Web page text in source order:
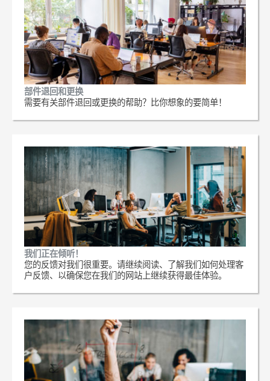
部件退回和更换
需要有关部件退回或更换的帮助？比你想象的要简单！
我们正在倾听！
您的反馈对我们很重要。请继续阅读、了解我们如何处理客
户反馈、以确保您在我们的网站上继续获得最佳体验。